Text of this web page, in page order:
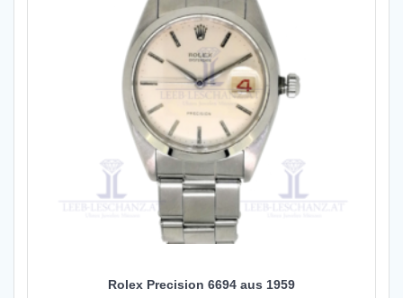
Rolex Precision 6694 aus 1959